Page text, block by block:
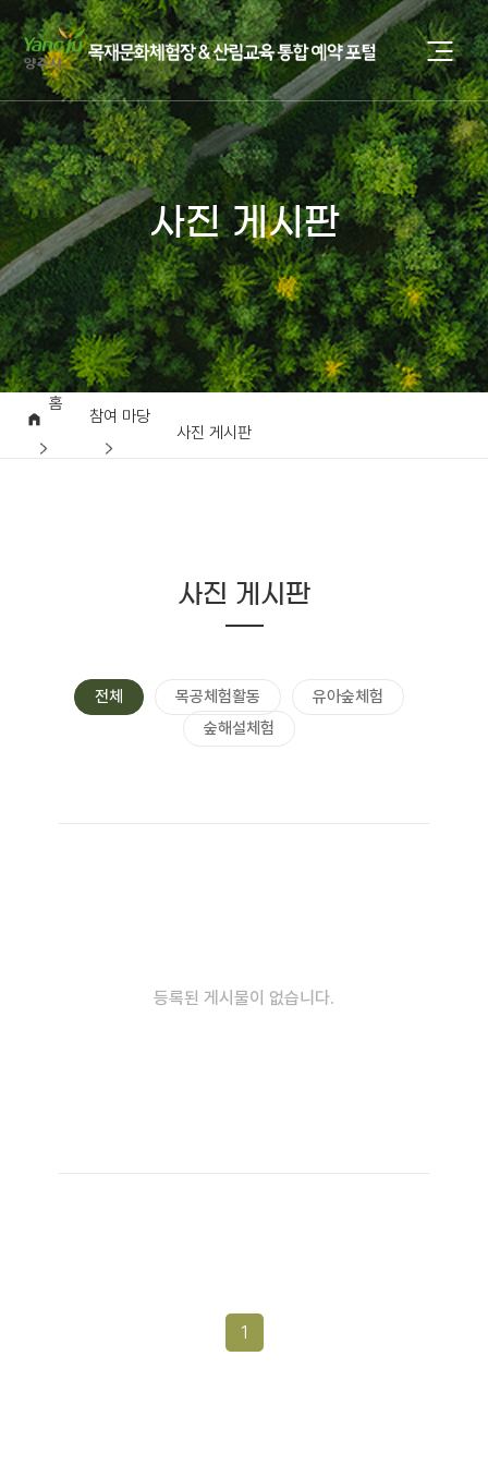
사진 게시판
홈
참여 마당
사진 게시판
사진 게시판
전체 목공체험활동
유아숲체험
숲해설체험
등록된 게시물이 없습니다.
1